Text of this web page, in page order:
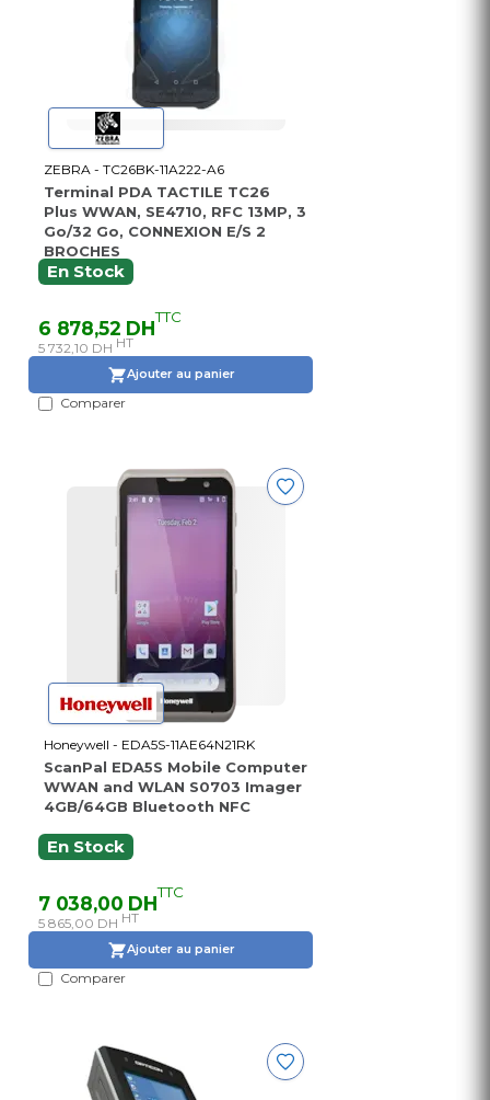
ZEBRA - TC26BK-11A222-A6
Terminal PDA TACTILE TC26
Plus WWAN, SE4710, RFC 13MP, 3
Go/32 Go, CONNEXION E/S 2
BROCHES
En Stock
6 878,52 DHTTC
5 732,10 DH HT
Ajouter au panier
Comparer
Honeywell - EDA5S-11AE64N21RK
ScanPal EDA5S Mobile Computer
WWAN and WLAN S0703 Imager
4GB/64GB Bluetooth NFC
En Stock
7 038,00 DHTTC
5 865,00 DH HT
Ajouter au panier
Comparer